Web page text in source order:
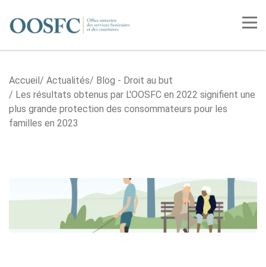
Accueil
Accueil Actualités
Blog - Droit au but
Les résultats obtenus par L'OOSFC en 2022 signifient une
plus grande protection des consommateurs pour les
familles en 2023